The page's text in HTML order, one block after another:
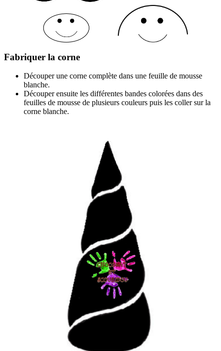
Fabriquer la corne
Découper une corne complète dans une feuille de mousse
blanche.
Découper ensuite les différentes bandes colorées dans des
feuilles de mousse de plusieurs couleurs puis les coller sur la
corne blanche.